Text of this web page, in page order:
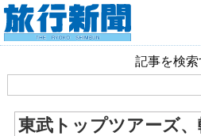
記事を検索
東武トップツアーズ